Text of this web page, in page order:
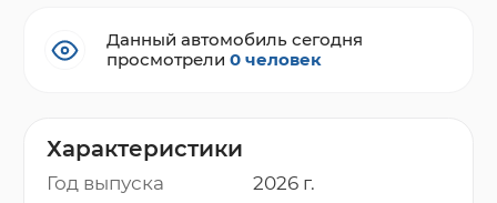
Характеристики
Год выпуска
2026 г.
Данный автомобиль сегодня
просмотрели0 человек